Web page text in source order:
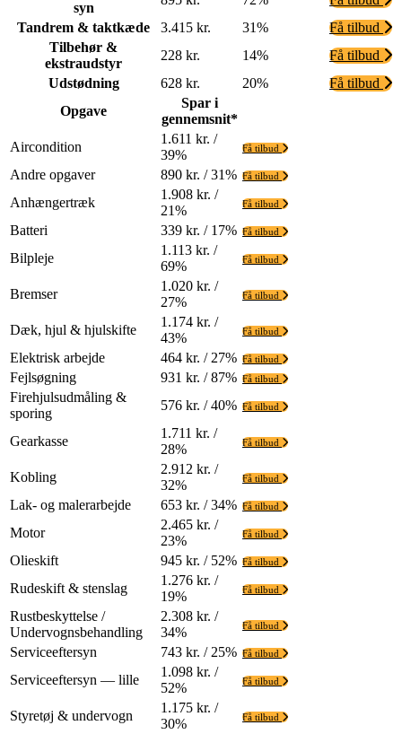
syn
Tandrem & taktkæde
3.415 kr. 31%
Få tilbud
Tilbehør &
ekstraudstyr
228 kr. 14%
Få tilbud
Udstødning
628 kr. 20%
Få tilbud
Opgave
Spar i
gennemsnit*
Aircondition
1.611 kr. /
39%
Få tilbud
Andre opgaver 890 kr. / 31% Få tilbud
Anhængertræk
1.908 kr. /
21%
Få tilbud
Batteri 339 kr. / 17% Få tilbud
Bilpleje
1.113 kr. /
69%
Få tilbud
Bremser
1.020 kr. /
27%
Få tilbud
Dæk, hjul & hjulskifte
1.174 kr. /
43%
Få tilbud
Elektrisk arbejde 464 kr. / 27% Få tilbud
Fejlsøgning 931 kr. / 87% Få tilbud
Firehjulsudmåling &
sporing
576 kr. / 40% Få tilbud
Gearkasse
1.711 kr. /
28%
Få tilbud
Kobling
2.912 kr. /
32%
Få tilbud
Lak- og malerarbejde 653 kr. / 34% Få tilbud
Motor
2.465 kr. /
23%
Få tilbud
Olieskift 945 kr. / 52% Få tilbud
Rudeskift & stenslag
1.276 kr. /
19%
Få tilbud
Rustbeskyttelse /
Undervognsbehandling
2.308 kr. /
34%
Få tilbud
Serviceeftersyn 743 kr. / 25% Få tilbud
Serviceeftersyn — lille
1.098 kr. /
52%
Få tilbud
Styretøj & undervogn
1.175 kr. /
30%
Få tilbud